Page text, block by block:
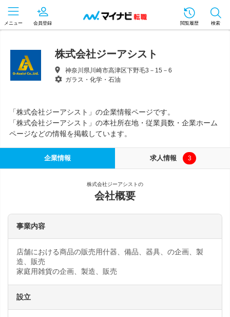
メニュー 会員登録 閲覧履歴 検索
株式会社ジーアシスト
神奈川県川崎市高津区下野毛3－15－6
ガラス・化学・石油
「株式会社ジーアシスト」の企業情報ページです。
「株式会社ジーアシスト」の本社所在地・従業員数・企業ホーム
ページなどの情報を掲載しています。
企業情報 求人情報 3
株式会社ジーアシストの
会社概要
事業内容
店舗における商品の販売用什器、備品、器具、の企画、製
造、販売
家庭用雑貨の企画、製造、販売
設立